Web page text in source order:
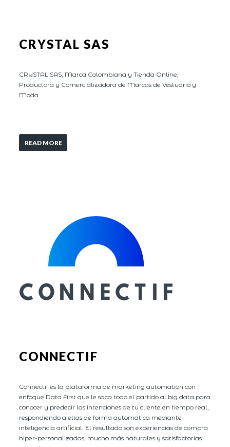
CRYSTAL SAS
CRYSTAL SAS, Marca Colombiana y Tienda Online,
Productora y Comercializadora de Marcas de Vestuario y
Moda.
READ MORE
CONNECTIF
Connectif es la plataforma de marketing automation con
enfoque Data First que le saca todo el partido al big data para
conocer y predecir las intenciones de tu cliente en tiempo real,
respondiendo a ellas de forma automática mediante
inteligencia artificial. El resultado son experiencias de compra
hiper-personalizadas, mucho más naturales y satisfactorias